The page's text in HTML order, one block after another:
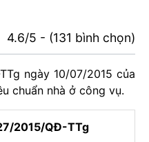
4.6/5 - (131 bình chọn)
ngày 10/07/2015 của
chuẩn nhà ở công vụ.
2015/QĐ-TTg